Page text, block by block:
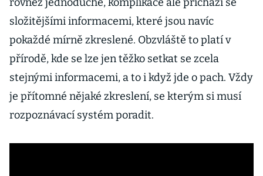
složitějšími informacemi, které jsou navíc
pokaždé mírně zkreslené. Obzvláště to platí v
přírodě, kde se lze jen těžko setkat se zcela
stejnými informacemi, a to i když jde o pach. Vždy
je přítomné nějaké zkreslení, se kterým si musí
rozpoznávací systém poradit.